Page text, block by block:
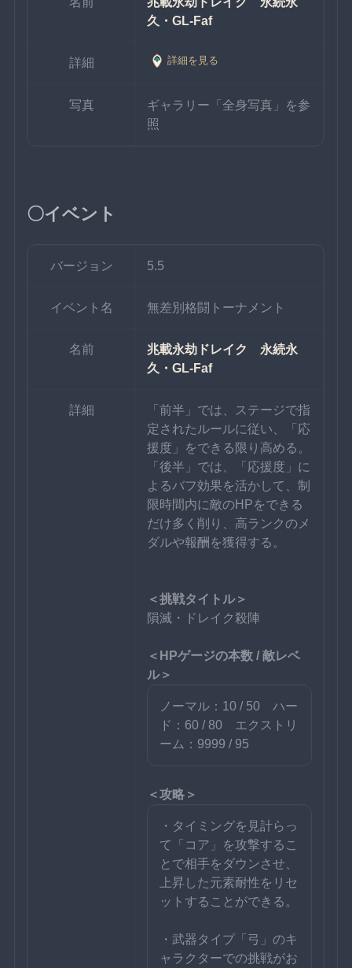
久・GL-Faf
詳細 詳細を見る
写真
ギャラリー「全身写真」を参
照
〇イベント
バージョン 5.5
イベント名 無差別格闘トーナメント
名前
兆載永劫ドレイク　永続永
久・GL-Faf
詳細
「前半」では、ステージで指
定されたルールに従い、「応
援度」をできる限り高める。
「後半」では、「応援度」に
よるバフ効果を活かして、制
限時間内に敵のHPをできる
だけ多く削り、高ランクのメ
ダルや報酬を獲得する。
＜挑戦タイトル＞
隕滅・ドレイク殺陣
＜HPゲージの本数 / 敵レベ
ル＞
ノーマル：10 / 50　ハー
ド：60 / 80　エクストリ
ーム：9999 / 95
＜攻略＞
・タイミングを見計らっ
て「コア」を攻撃するこ
とで相手をダウンさせ、
上昇した元素耐性をリセ
ットすることができる。
・武器タイプ「弓」のキ
ャラクターでの挑戦がお